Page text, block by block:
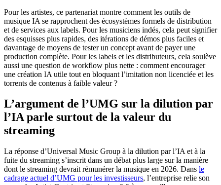
Pour les artistes, ce partenariat montre comment les outils de
musique IA se rapprochent des écosystèmes formels de distribution
et de services aux labels. Pour les musiciens indés, cela peut signifier
des esquisses plus rapides, des itérations de démos plus faciles et
davantage de moyens de tester un concept avant de payer une
production complète. Pour les labels et les distributeurs, cela soulève
aussi une question de workflow plus nette : comment encourager
une création IA utile tout en bloquant l’imitation non licenciée et les
torrents de contenus à faible valeur ?
L’argument de l’UMG sur la dilution par
l’IA parle surtout de la valeur du
streaming
La réponse d’Universal Music Group à la dilution par l’IA et à la
fuite du streaming s’inscrit dans un débat plus large sur la manière
dont le streaming devrait rémunérer la musique en 2026. Dans le
cadrage actuel d’UMG pour les investisseurs, l’entreprise relie son